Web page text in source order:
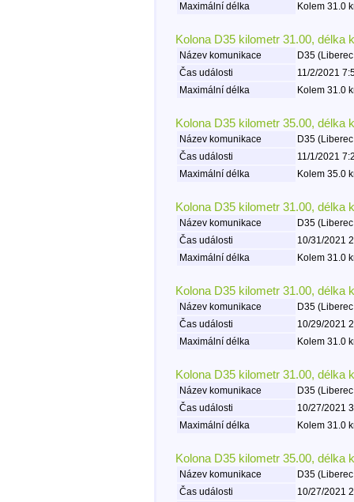
Maximální délka
Kolem 31.0
Kolona D35 kilometr 31.00, délka
Název komunikace
D35
Čas události
11/2/2021
Maximální délka
Kolem 31.0
Kolona D35 kilometr 35.00, délka
Název komunikace
D35
Čas události
11/1/2021
Maximální délka
Kolem 35.0
Kolona D35 kilometr 31.00, délka
Název komunikace
D35
Čas události
10/31/2021
Maximální délka
Kolem 31.0
Kolona D35 kilometr 31.00, délka
Název komunikace
D35
Čas události
10/29/2021
Maximální délka
Kolem 31.0
Kolona D35 kilometr 31.00, délka
Název komunikace
D35
Čas události
10/27/2021
Maximální délka
Kolem 31.0
Kolona D35 kilometr 35.00, délka
Název komunikace
D35
Čas události
10/27/2021